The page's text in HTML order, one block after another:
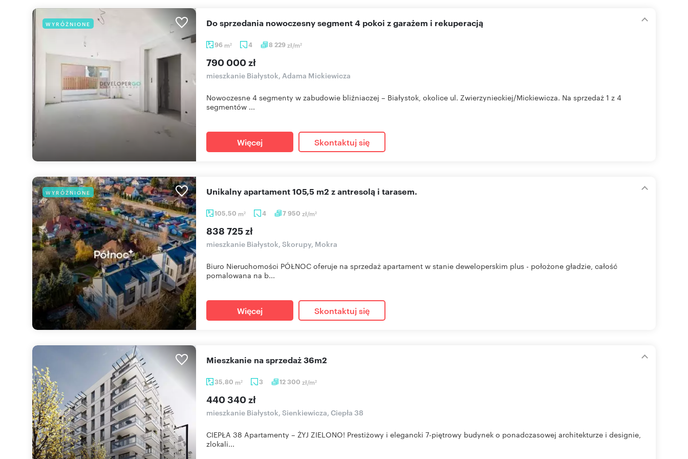
WYRÓŻNIONE
96 m2 4 8 229zł/m2
Do sprzedania nowoczesny segment 4 pokoi z garażem i rekuperacją
790 000 zł
mieszkanie Białystok, Adama Mickiewicza
Nowoczesne 4 segmenty w zabudowie bliźniaczej – Białystok, okolice ul. Zwierzynieckiej/Mickiewicza. Na sprzedaż 1 z 4
segmentów ...
Więcej Skontaktuj się
WYRÓŻNIONE
105,50 m2 4 7 950 zł/m2
Unikalny apartament 105,5 m2 z antresolą i tarasem.
838 725 zł
mieszkanie Białystok, Skorupy, Mokra
Biuro Nieruchomości PÓŁNOC oferuje na sprzedaż apartament w stanie deweloperskim plus - położone gładzie, całość
pomalowana na b...
Więcej Skontaktuj się
35,80 m2 3 12 300 zł/m2
mieszkanie na sprzedaż 36m2
440 340 zł
mieszkanie Białystok, Sienkiewicza, Ciepła 38
CIEPŁA 38 Apartamenty – ŻYJ ZIELONO! Prestiżowy i elegancki 7-piętrowy budynek o ponadczasowej architekturze i designie,
zlokali...